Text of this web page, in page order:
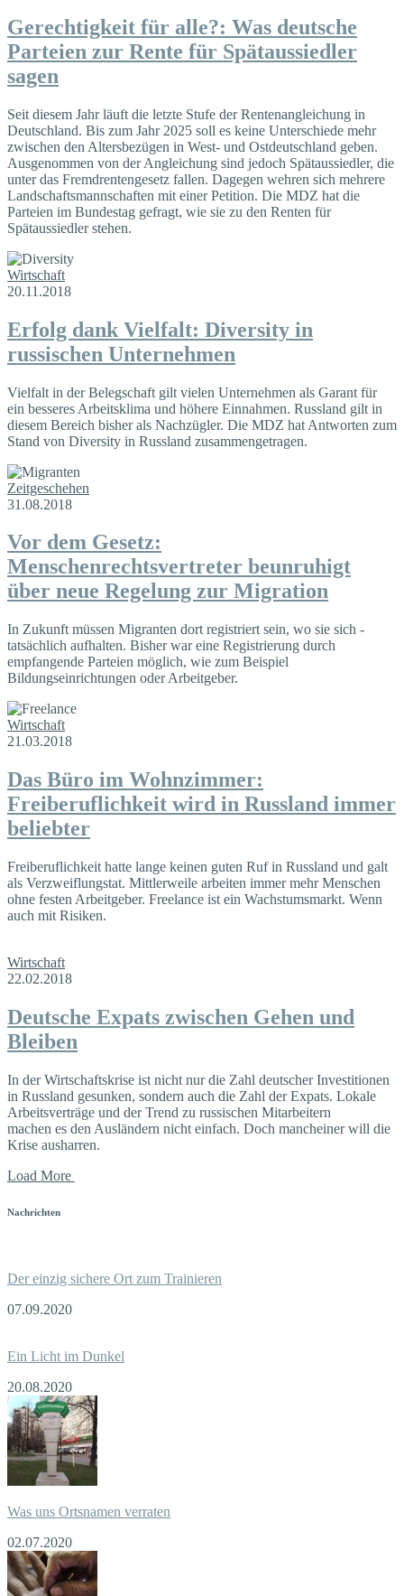
Gerechtigkeit für alle?: Was deutsche
Parteien zur Rente für Spätaussiedler
sagen
Seit diesem Jahr läuft die letzte Stufe der Rentenangleichung in
Deutschland. Bis zum Jahr 2025 soll es keine Unterschiede mehr
zwischen den Altersbezügen in West- und Ostdeutschland geben.
Ausgenommen von der Angleichung sind jedoch Spätaussiedler, die
unter das Fremdrentengesetz fallen. Dagegen wehren sich mehrere
Landschaftsmannschaften mit einer Petition. Die MDZ hat die
Parteien im Bundestag gefragt, wie sie zu den Renten für
Spätaussiedler stehen.
Wirtschaft
20.11.2018
Erfolg dank Vielfalt: Diversity in
russischen Unternehmen
Vielfalt in der Belegschaft gilt vielen Unternehmen als Garant für
ein besseres Arbeitsklima und höhere Einnahmen. Russland gilt in
diesem Bereich bisher als Nachzügler. Die MDZ hat Antworten zum
Stand von Diversity in Russland zusammengetragen.
Zeitgeschehen
31.08.2018
Vor dem Gesetz:
Menschenrechtsvertreter beunruhigt
über neue Regelung zur Migration
In Zukunft müssen Migranten dort ­registriert sein, wo sie sich ­
tatsächlich aufhalten. Bisher war eine Registrierung durch
empfangende Parteien möglich, wie zum Beispiel
Bildungseinrichtungen oder Arbeitgeber.
Wirtschaft
21.03.2018
Das Büro im Wohnzimmer:
Freiberuflichkeit wird in Russland immer
beliebter
Freiberuflichkeit hatte lange keinen guten Ruf in Russland und galt
als Verzweiflungstat. Mittlerweile arbeiten immer mehr Menschen
ohne festen Arbeitgeber. Freelance ist ein Wachstumsmarkt. Wenn
auch mit Risiken.
Wirtschaft
22.02.2018
Deutsche Expats zwischen Gehen und
Bleiben
In der Wirtschaftskrise ist nicht nur die Zahl deutscher Investitionen
in Russland gesunken, sondern auch die Zahl der Expats. Lokale
Arbeitsverträge und der Trend zu russischen Mitarbeitern
machen es den Ausländern nicht einfach. Doch mancheiner will die
Krise ausharren.
Load More
Nachrichten
Der einzig sichere Ort zum Trainieren
07.09.2020
Ein Licht im Dunkel
20.08.2020
Was uns Ortsnamen verraten
02.07.2020